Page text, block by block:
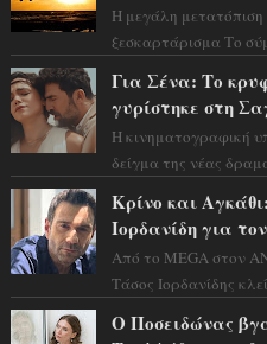
Η μεγάλη
ξεσκαρτάρισμα Το
Για Σένα: Το
γυρίστηκε στη
Η κινηματογραφική
δείγμα της νέας
Κρίνο και
Ιορδανίδη για
Από το MEGA στον
Τάσος Ιορδανίδης
Ο Ποσειδώνας